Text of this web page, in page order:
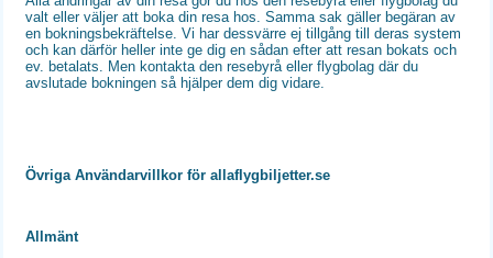
valt eller väljer att boka din resa hos. Samma sak gäller begäran av
en bokningsbekräftelse. Vi har dessvärre ej tillgång till deras system
och kan därför heller inte ge dig en sådan efter att resan bokats och
ev. betalats. Men kontakta den resebyrå eller flygbolag där du
avslutade bokningen så hjälper dem dig vidare.
Övriga Användarvillkor för allaflygbiljetter.se
Allmänt